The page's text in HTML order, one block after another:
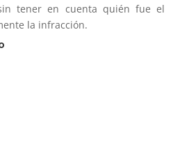
tener en cuenta quién fue el
la infracción.